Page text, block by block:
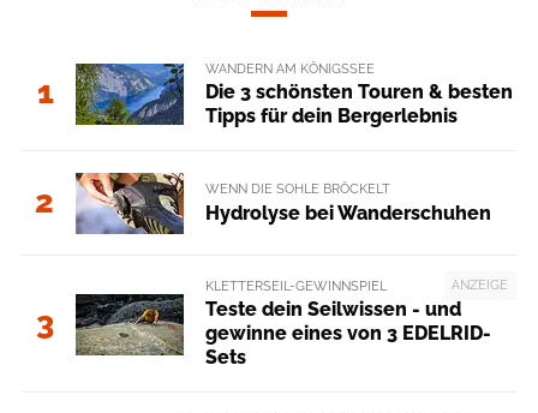
1
WANDERN AM KÖNIGSSEE
Die 3 schönsten Touren & besten
Tipps für dein Bergerlebnis
2 WENN DIE SOHLE BRÖCKELT
Hydrolyse bei Wanderschuhen
3
ANZEIGE
KLETTERSEIL-GEWINNSPIEL
Teste dein Seilwissen - und
gewinne eines von 3 EDELRID-
Sets